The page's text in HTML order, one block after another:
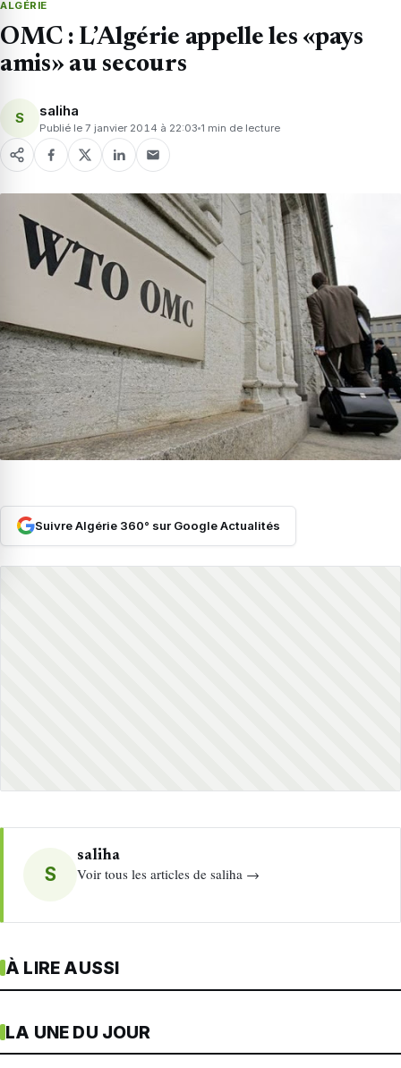
ALGÉRIE
OMC : L’Algérie appelle les «pays
amis» au secours
S saliha
Publié le 7 janvier 2014 à 22:03 1 min de lecture
Suivre Algérie 360° sur Google Actualités
S
saliha
Voir tous les articles de saliha →
À LIRE AUSSI
LA UNE DU JOUR